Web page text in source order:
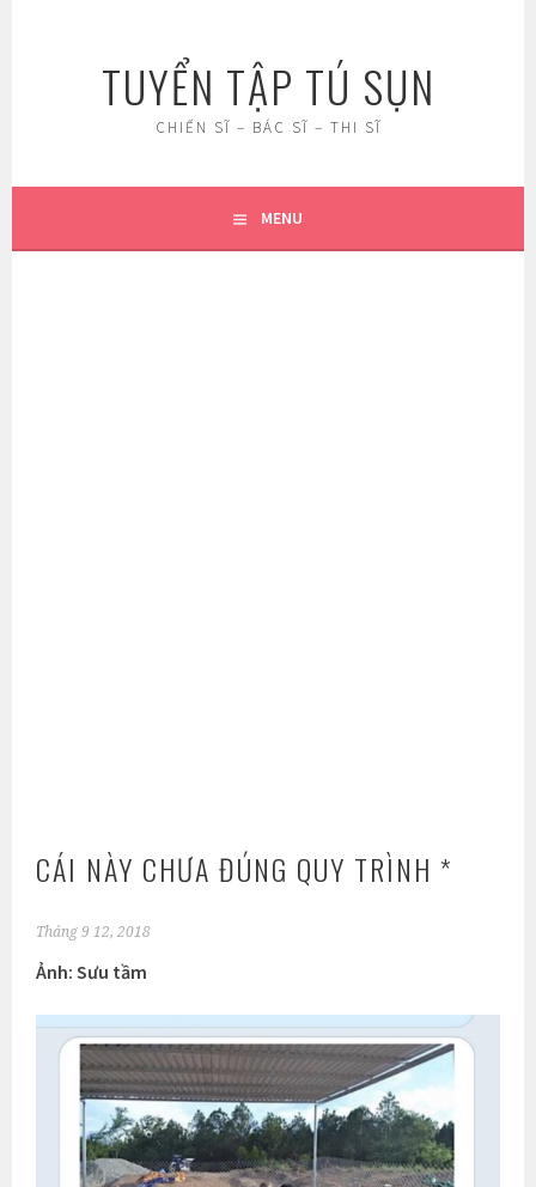
TUYỂN TẬP TÚ SỤN
CHIẾN SĨ – BÁC SĨ – THI SĨ
MENU
CÁI NÀY CHƯA ĐÚNG QUY TRÌNH *
Tháng 9 12, 2018
Ảnh: Sưu tầm